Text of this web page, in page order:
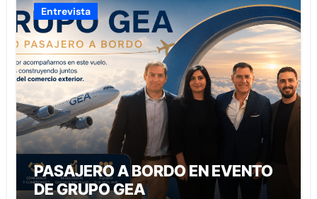
Entrevista
PASAJERO A BORDO EN EVENTO
DE GRUPO GEA